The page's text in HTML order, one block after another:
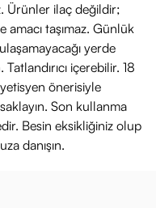
Ürünler ilaç değildir;
amacı taşımaz. Günlük
yerde
Tatlandırıcı içerebilir. 18
önerisiyle
Son kullanma
Besin eksikliğiniz olup
danışın.